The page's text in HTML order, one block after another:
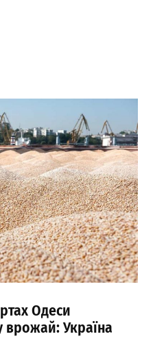
Одеси
врожай: Україна